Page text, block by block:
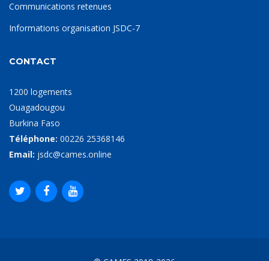
Communications retenues
Informations organisation JSDC-7
CONTACT
1200 logements
Ouagadougou
Burkina Faso
Téléphone: 00226 25368146
Email: jsdc@cames.online